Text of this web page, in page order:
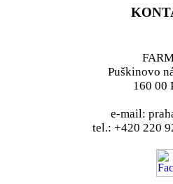
Puškinovo
160 00
e-mail:
tel.: +420 220